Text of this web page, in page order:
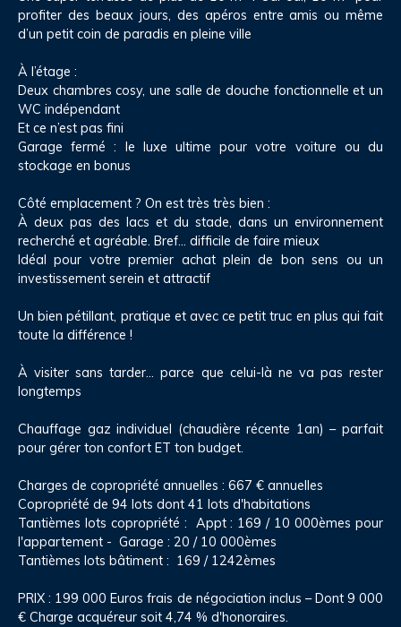
profiter des beaux jours, des apéros entre amis ou même
d’un petit coin de paradis en pleine ville
À l’étage :
Deux chambres cosy, une salle de douche fonctionnelle et un
WC indépendant
Et ce n’est pas fini
Garage fermé : le luxe ultime pour votre voiture ou du
stockage en bonus
Côté emplacement ? On est très très bien :
À deux pas des lacs et du stade, dans un environnement
recherché et agréable. Bref… difficile de faire mieux
Idéal pour votre premier achat plein de bon sens ou un
investissement serein et attractif
Un bien pétillant, pratique et avec ce petit truc en plus qui fait
toute la différence !
À visiter sans tarder… parce que celui-là ne va pas rester
longtemps
Chauffage gaz individuel (chaudière récente 1an) – parfait
pour gérer ton confort ET ton budget.
Charges de copropriété annuelles : 667 € annuelles
Copropriété de 94 lots dont 41 lots d'habitations
Tantièmes lots copropriété : Appt : 169 / 10 000èmes pour
l'appartement - Garage : 20 / 10 000èmes
Tantièmes lots bâtiment : 169 / 1242èmes
PRIX : 199 000 Euros frais de négociation inclus – Dont 9 000
€ Charge acquéreur soit 4,74 % d'honoraires.